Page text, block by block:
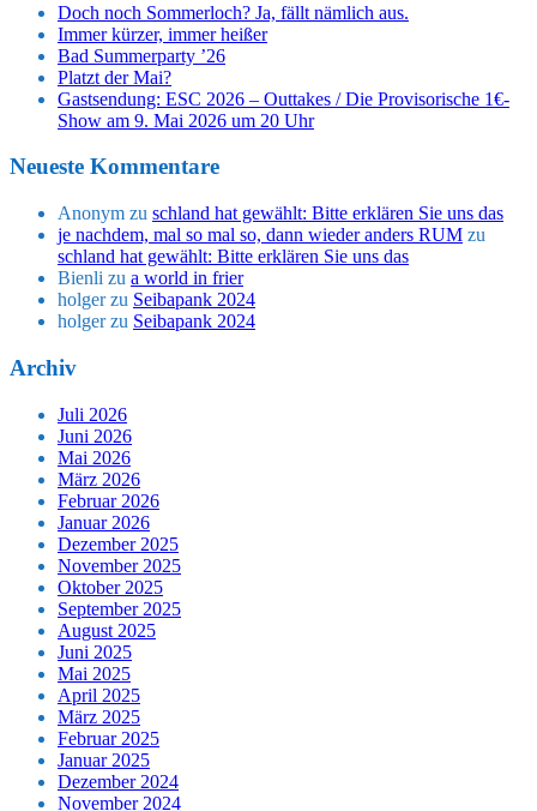
Doch noch Sommerloch? Ja, fällt nämlich aus.
Immer kürzer, immer heißer
Bad Summerparty ’26
Platzt der Mai?
Gastsendung: ESC 2026 – Outtakes / Die Provisorische 1€-
Show am 9. Mai 2026 um 20 Uhr
Neueste Kommentare
Anonym zu schland hat gewählt: Bitte erklären Sie uns das
je nachdem, mal so mal so, dann wieder anders RUM zu
schland hat gewählt: Bitte erklären Sie uns das
Bienli zu a world in frier
holgerzu Seibapank 2024
holgerzu Seibapank 2024
Archiv
Juli 2026
Juni 2026
Mai 2026
März 2026
Februar 2026
Januar 2026
Dezember 2025
November 2025
Oktober 2025
September 2025
August 2025
Juni 2025
Mai 2025
April 2025
März 2025
Februar 2025
Januar 2025
Dezember 2024
November 2024